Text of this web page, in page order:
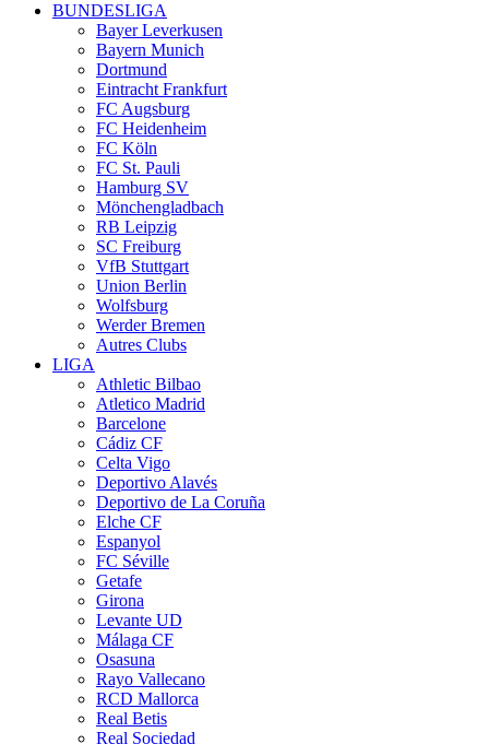
BUNDESLIGA
Bayer Leverkusen
Bayern Munich
Dortmund
Eintracht Frankfurt
FC Augsburg
FC Heidenheim
FC Köln
FC St. Pauli
Hamburg SV
Mönchengladbach
RB Leipzig
SC Freiburg
VfB Stuttgart
Union Berlin
Wolfsburg
Werder Bremen
Autres Clubs
LIGA
Athletic Bilbao
Atletico Madrid
Barcelone
Cádiz CF
Celta Vigo
Deportivo Alavés
Deportivo de La Coruña
Elche CF
Espanyol
FC Séville
Getafe
Girona
Levante UD
Málaga CF
Osasuna
Rayo Vallecano
RCD Mallorca
Real Betis
Real Sociedad